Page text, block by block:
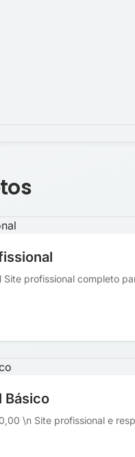
Site profissional completo
Básico
\n Site profissional e